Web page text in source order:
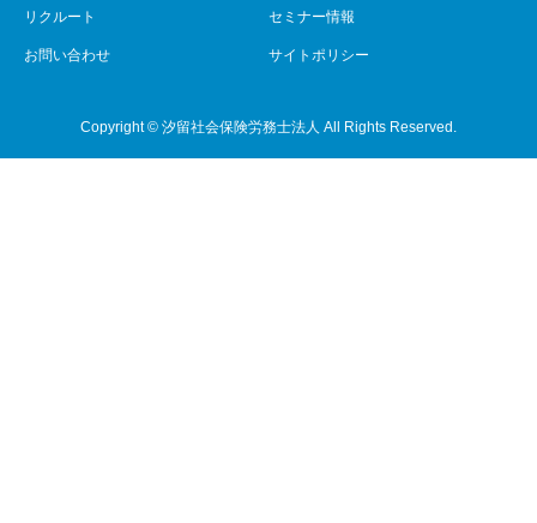
リクルート セミナー情報
お問い合わせ サイトポリシー
Copyright © 汐留社会保険労務士法人 All Rights Reserved.